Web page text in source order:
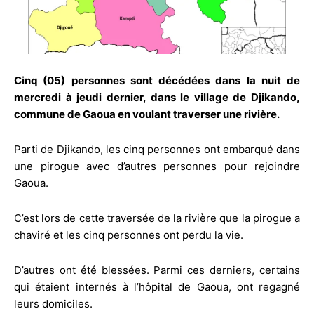
Cinq (05) personnes sont décédées dans la nuit de
mercredi à jeudi dernier, dans le village de Djikando,
commune de Gaoua en voulant traverser une rivière.
Parti de Djikando, les cinq personnes ont embarqué dans
une pirogue avec d’autres personnes pour rejoindre
Gaoua.
C’est lors de cette traversée de la rivière que la pirogue a
chaviré et les cinq personnes ont perdu la vie.
D’autres ont été blessées. Parmi ces derniers, certains
qui étaient internés à l’hôpital de Gaoua, ont regagné
leurs domiciles.